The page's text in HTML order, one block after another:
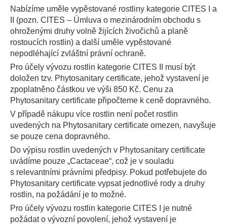
Nabízíme uměle vypěstované rostliny kategorie CITES I a
II (pozn. CITES – Úmluva o mezinárodním obchodu s
ohroženými druhy volně žijících živočichů a planě
rostoucích rostlin) a další uměle vypěstované
nepodléhající zvláštní právní ochraně.
Pro účely vývozu rostlin kategorie CITES II musí být
doložen tzv. Phytosanitary certificate, jehož vystavení je
zpoplatněno částkou ve výši 850 Kč. Cenu za
Phytosanitary certificate připočteme k ceně dopravného.
V případě nákupu více rostlin není počet rostlin
uvedených na Phytosanitary certificate omezen, navyšuje
se pouze cena dopravného.
Do výpisu rostlin uvedených v Phytosanitary certificate
uvádíme pouze „Cactaceae“, což je v souladu
s relevantními právními předpisy. Pokud potřebujete do
Phytosanitary certificate vypsat jednotlivé rody a druhy
rostlin, na požádání je to možné.
Pro účely vývozu rostlin kategorie CITES I je nutné
požádat o vývozní povolení, jehož vystavení je